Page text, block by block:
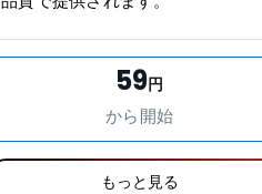
59円
から開始
もっと見る